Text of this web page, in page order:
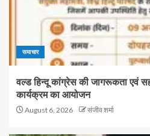
समाचार
वल्ड हिन्दू कांग्रेस की जागरूकता एवं
कार्यक्रम का आयोजन
August 6, 2026 संजीव शर्मा